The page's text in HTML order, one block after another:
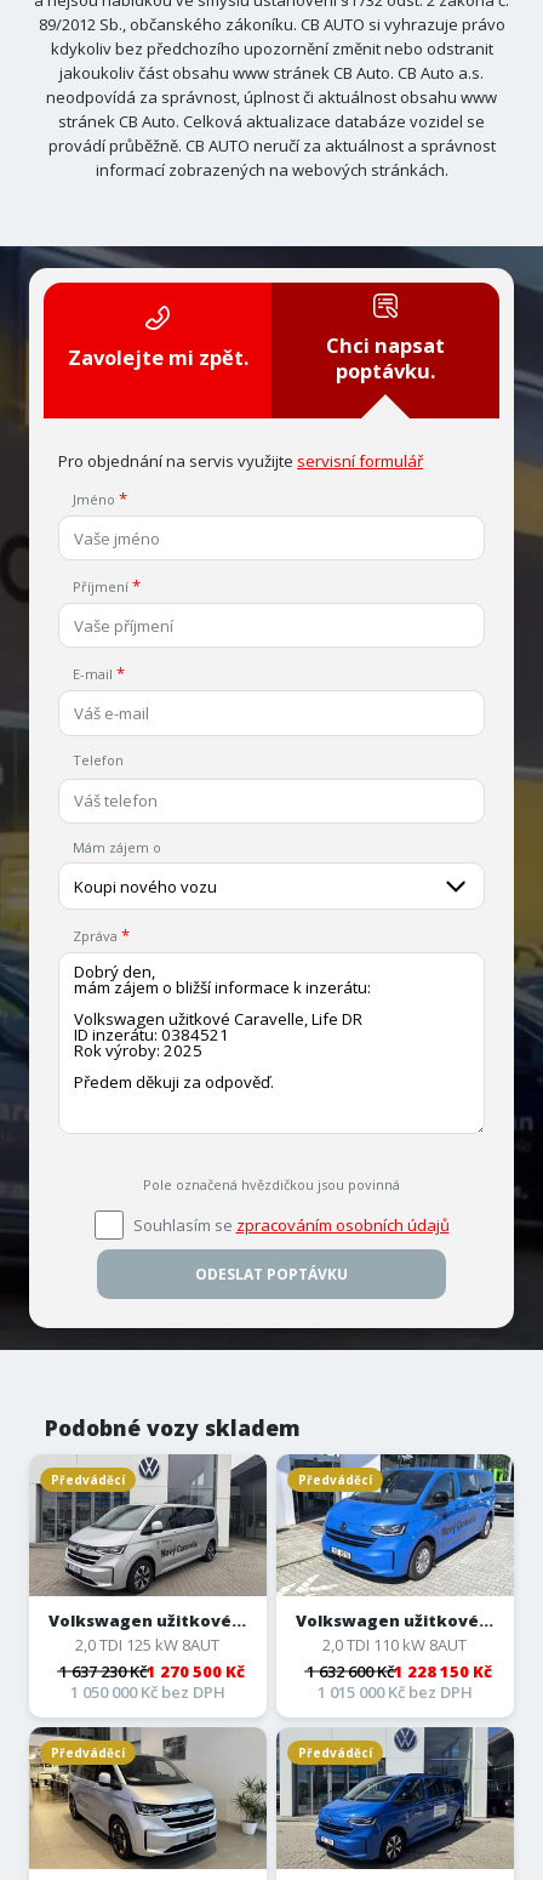
89/2012 Sb., občanského zákoníku. CB AUTO si vyhrazuje právo
kdykoliv bez předchozího upozornění změnit nebo odstranit
jakoukoliv část obsahu www stránek CB Auto. CB Auto a.s.
neodpovídá za správnost, úplnost či aktuálnost obsahu www
stránek CB Auto. Celková aktualizace databáze vozidel se
provádí průběžně. CB AUTO neručí za aktuálnost a správnost
informací zobrazených na webových stránkách.
Zavolejte mi zpět.
Chci napsat
poptávku.
Pro objednání na servis využijte servisní formulář
Jméno
Příjmení
E-mail
Telefon
Mám zájem o
Koupi nového vozu
Zpráva
Pole označená hvězdičkou jsou povinná
Souhlasím se zpracováním osobních údajů
ODESLAT POPTÁVKU
Podobné vozy skladem
Předváděcí
Volkswagen užitkové...
2,0 TDI 125 kW 8AUT
1 637 230 Kč1 270 500 Kč
1 050 000 Kč bez DPH
Předváděcí
Volkswagen užitkové...
2,0 TDI 110 kW 8AUT
1 632 600 Kč1 228 150 Kč
1 015 000 Kč bez DPH
Předváděcí Předváděcí